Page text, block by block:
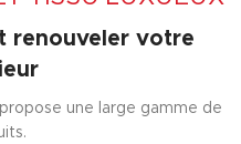
renouveler votre
une large gamme de